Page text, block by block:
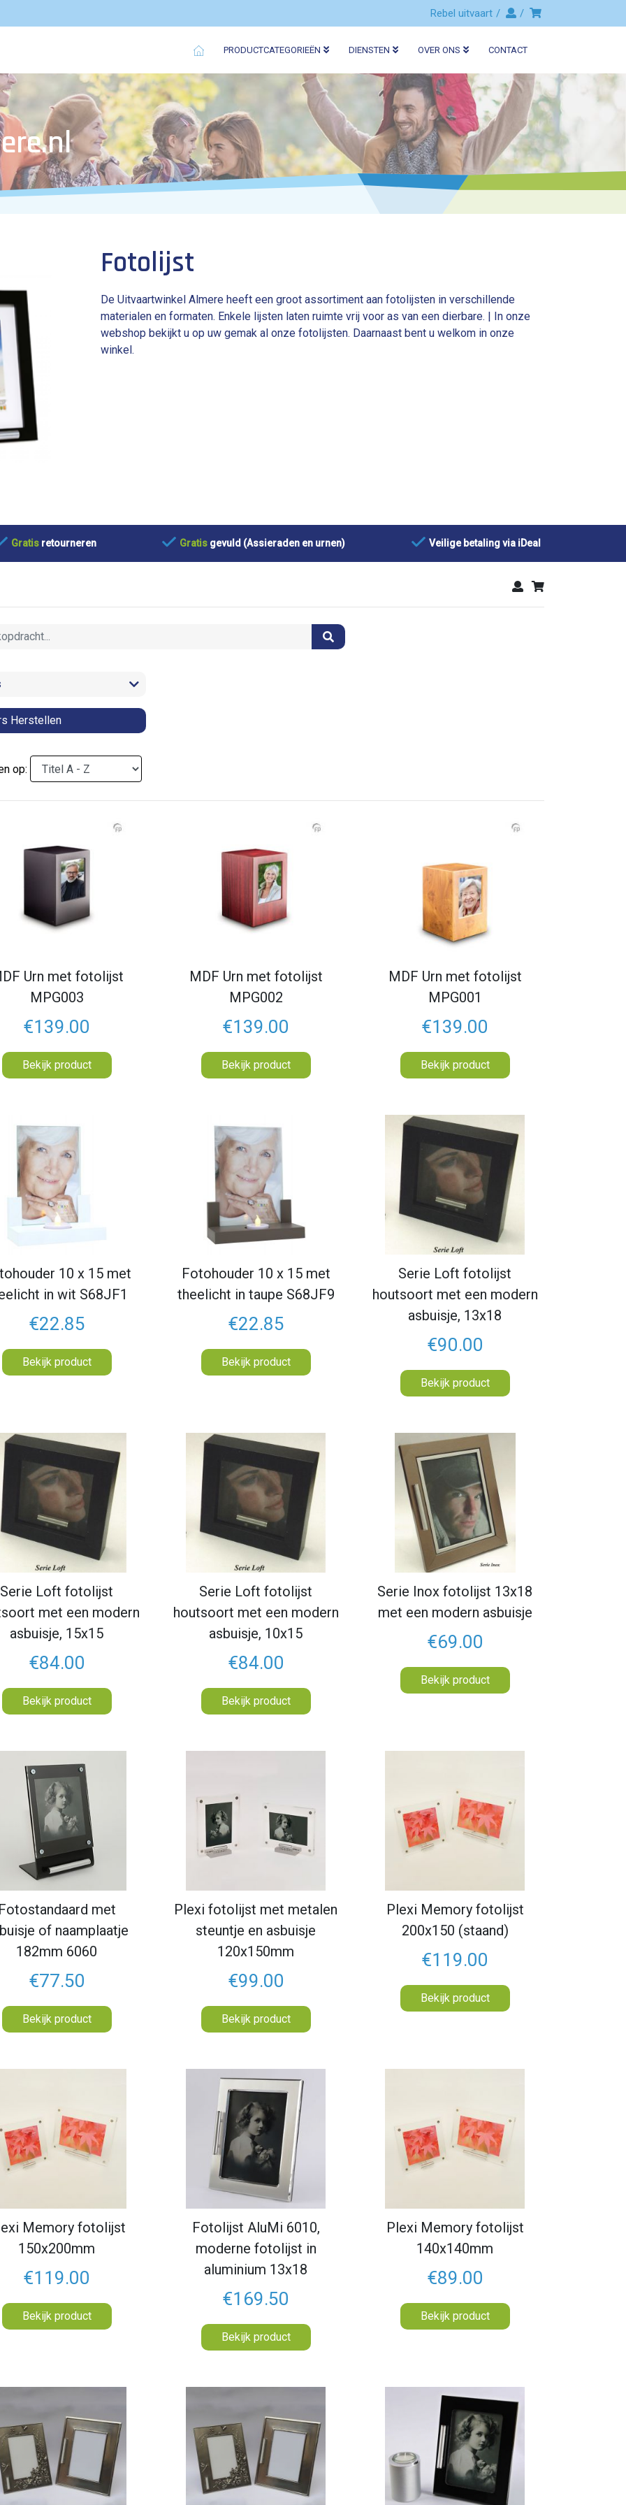
Rebel uitvaart
PRODUCTCATEGORIEËN DIENSTEN OVER ONS CONTACT
Fotolijst
De Uitvaartwinkel Almere heeft een groot assortiment aan fotolijsten in verschillende
materialen en formaten. Enkele lijsten laten ruimte vrij voor as van een dierbare. | In onze
webshop bekijkt u op uw gemak al onze fotolijsten. Daarnaast bent u welkom in onze
winkel.
Gratisretourneren Gratis gevuld (Assieraden en urnen) Veilige betaling via iDeal
Herstellen
op:
Urn met fotolijst
MPG003
€139.00
Bekijk product
MDF Urn met fotolijst
MPG002
€139.00
Bekijk product
MDF Urn met fotolijst
MPG001
€139.00
Bekijk product
10 x 15 met
in wit S68JF1
€22.85
Bekijk product
Fotohouder 10 x 15 met
theelicht in taupe S68JF9
€22.85
Bekijk product
Serie Loft fotolijst
houtsoort met een modern
asbuisje, 13x18
€90.00
Bekijk product
Serie Loft fotolijst
met een modern
asbuisje, 15x15
€84.00
Bekijk product
Serie Loft fotolijst
houtsoort met een modern
asbuisje, 10x15
€84.00
Bekijk product
Serie Inox fotolijst 13x18
met een modern asbuisje
€69.00
Bekijk product
met
of naamplaatje
182mm 6060
€77.50
Bekijk product
Plexi fotolijst met metalen
steuntje en asbuisje
120x150mm
€99.00
Bekijk product
Plexi Memory fotolijst
200x150 (staand)
€119.00
Bekijk product
Memory fotolijst
150x200mm
€119.00
Bekijk product
Fotolijst AluMi 6010,
moderne fotolijst in
aluminium 13x18
€169.50
Bekijk product
Plexi Memory fotolijst
140x140mm
€89.00
Bekijk product